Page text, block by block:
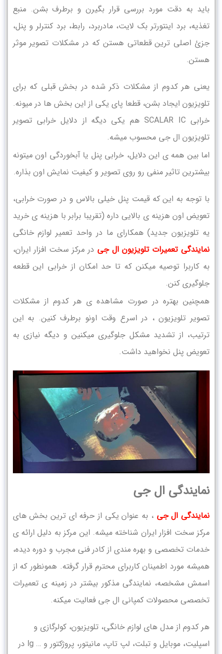
باید به دقت مورد بررسی قرار بگیرن و برطرف بشن. منبع
تغذیه، برد اینتورتر بک لایت، مادربرد، رابط، برد کنترلر و پنل،
جزئ اصلی ترین قطعاتی هستن که در مشکلات تصویر موثر
هستن.
یعنی هر کدوم از مشکلات ذکر شده در بخش قبلی که برای
تلویزیون ایجاد بشن، قطعا پای یکی از این بخش ها در میونه.
خرابی SCALAR IC هم یکی دیگه از دلایل خرابی تصویر
تلویزیون ال جی محسوب میشه.
اما بین همه ی این دلایل، خرابی پنل یا آبخوردگی اون میتونه
بیشترین تاثیر منفی رو روی تصویر و کیفیت نمایش اون بذاره.
با توجه به این که قیمت پنل خیلی بالاس و در صورت خرابی،
تعویض اون هزینه ی بالایی داره (تقریبا برابر با هزینه ی خرید
یه تلویزیون جدید) همکارای ما در واحد تعمیر لوازم خانگی
نمایندگی تعمیرات تلویزیون ال جی در مرکز سخت افزار ایران،
به کاربرا توصیه میکنن که تا حد امکان از خرابی این قطعه
جلوگیری کنن.
همچنین بهتره در صورت مشاهده ی هر کدوم از مشکلات
تصویر تلویزیون ، در اسرع وقت اونو برطرف کنین. به این
ترتیب، از تشدید مشکل جلوگیری میکنین و دیگه نیازی به
تعویض پنل نخواهید داشت.
نمایندگی ال جی
نمایندگی ال جی ، به عنوان یکی از حرفه ای ترین بخش های
مرکز سخت افزار ایران شناخته میشه. این مرکز به دلیل ارائه ی
خدمات تخصصی و بهره مندی از کادر فنی مجرب و دوره دیده،
همیشه مورد اطمینان کاربرای محترم قرار گرفته. همونطور که از
اسمش مشخصه، نمایندگی مذکور بیشتر در زمینه ی تعمیرات
تخصصی محصولات کمپانی ال جی فعالیت میکنه.
هر کدوم از مدل های لوازم خانگی، تلویزیون، کولرگازی و
اسپلیت، موبایل و تبلت، لپ تاپ، مانیتور، پروژکتور و … lg در